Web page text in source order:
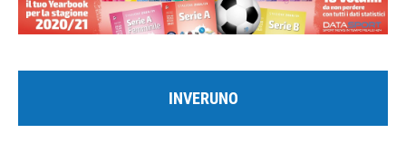
INVERUNO